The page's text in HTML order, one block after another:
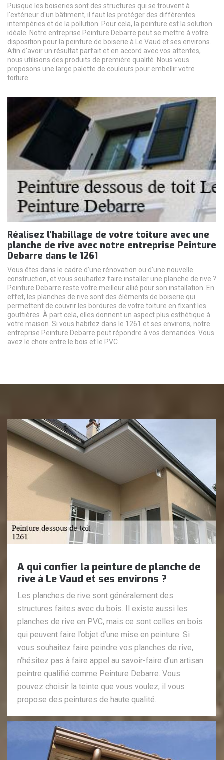
Puisque les boiseries sont des structures qui se trouvent à
l'extérieur d'un bâtiment, il faut les protéger des différentes
intempéries et de la pollution. Pour cela, la peinture est la solution
idéale. Notre entreprise Peinture Debarre peut se mettre à votre
disposition pour la peinture de boiserie à Le Vaud et ses environs.
Afin d'avoir un résultat parfait et en accord avec vos attentes,
nous utilisons des produits de première qualité. Nous vous
proposons une large palette de couleurs pour embellir votre
toiture.
Réalisez l’habillage de votre toiture avec une
planche de rive avec notre entreprise Peinture
Debarre dans le 1261
Vous êtes dans le cadre d’une rénovation ou d’une nouvelle
construction, et vous souhaitez faire installer une planche de rive ?
Peinture Debarre reste votre meilleur allié pour son installation. En
effet, les planches de rive sont des éléments de boiserie qui
permettent de couvrir les bordures de votre toiture en fixant les
gouttières. À part cela, elles donnent un aspect plus esthétique à
votre maison. Si vous habitez dans le 1261 et ses environs, notre
entreprise Peinture Debarre peut répondre à vos demandes. Vous
avez le choix entre le bois et le PVC.
A qui confier la peinture de planche de
rive à Le Vaud et ses environs ?
Les planches de rive sont généralement des
structures faites avec du bois. Il existe aussi les
planches de rive en PVC, mais ce sont celles en bois
qui peuvent faire l’objet d’une mise en peinture. Si
vous souhaitez faire peindre vos planches de rive,
n’hésitez pas à faire appel au savoir-faire d’un artisan
peintre qualifié comme Peinture Debarre. Vous
pouvez choisir la teinte que vous voulez, il vous
propose des peintures de haute qualité.